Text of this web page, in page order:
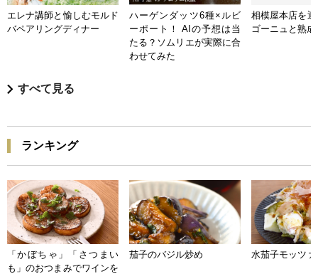
エレナ講師と愉しむモルド
バペアリングディナー
ハーゲンダッツ6種×ルビ
ーポート！ AIの予想は当
たる？ソムリエが実際に合
わせてみた
相模屋本店を
ゴーニュと熟
すべて見る
ランキング
「かぼちゃ」「さつまい
も」のおつまみでワインを
茄子のバジル炒め 水茄子モッツァ